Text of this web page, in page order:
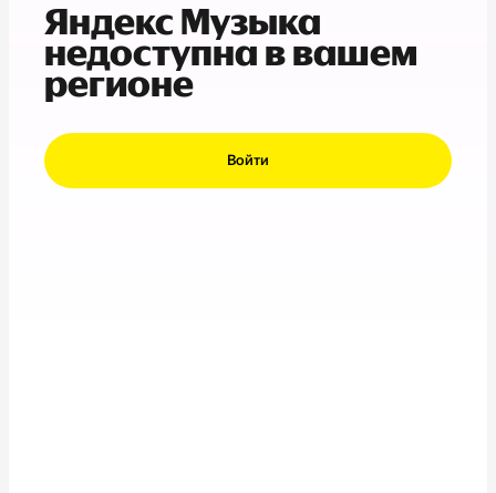
Яндекс Музыка
недоступна в вашем
регионе
Войти